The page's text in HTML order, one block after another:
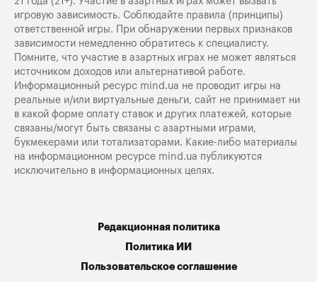
игровую зависимость. Соблюдайте правила (принципы)
ответственной игры. При обнаружении первых признаков
зависимости немедленно обратитесь к специалисту.
Помните, что участие в азартных играх не может являться
источником доходов или альтернативой работе.
Информационный ресурс mind.ua не проводит игры на
реальные и/или виртуальные деньги, сайт не принимает ни
в какой форме оплату ставок и других платежей, которые
связаны/могут быть связаны с азартными играми,
букмекерами или тотализаторами. Какие-либо материалы
на информационном ресурсе mind.ua публикуются
исключительно в информационных целях.
Редакционная политика
Политика ИИ
Пользовательское соглашение